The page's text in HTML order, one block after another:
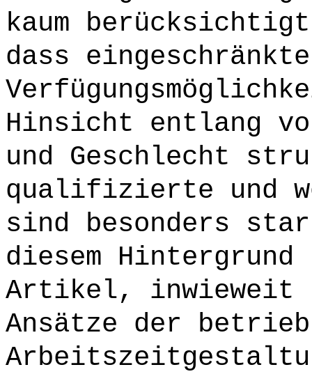
kaum
dass
Hinsicht entlang
und Geschlecht
qualifizierte und
sind besonders
diesem
Artikel, inwieweit
Ansätze der